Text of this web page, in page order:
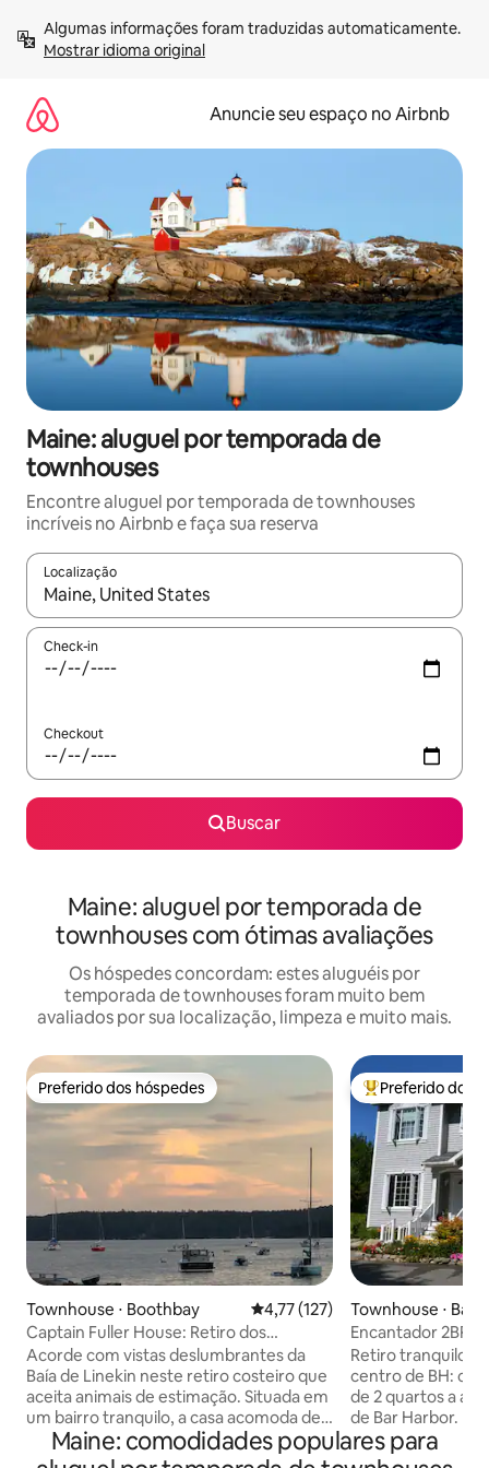
para
Mostrar idioma original
Anuncie seu espaço no Airbnb
Maine: aluguel por temporada de
townhouses
Encontre aluguel por temporada de townhouses
incríveis no Airbnb e faça sua reserva
Localização
Quando os resultados estiverem disponíveis, explore-os
Check-in
Checkout
Buscar
Maine: aluguel por temporada de
townhouses com ótimas avaliações
Os hóspedes concordam: estes aluguéis por
temporada de townhouses foram muito bem
avaliados por sua localização, limpeza e muito mais.
Preferido dos hóspedes
Preferido dos hóspedes
Townhouse ⋅ Boothbay 4,77 de uma avaliação média de
4,77 (127)
Captain Fuller House: Retiro dos
Construtores de Barcos - Principal
Acorde com vistas deslumbrantes da
Baía de Linekin neste retiro costeiro que
aceita animais de estimação. Situada em
um bairro tranquilo, a casa acomoda de
6 a 8 hóspedes com três quartos e dois
banheiros completos, perfeitos para
Entre os
Preferido dos
Townhouse ⋅ Bar
Encantador 2BR
centro de Bar
Retiro tranquilo
centro de BH:
de 2 quartos a
de Bar Harbor.
famílias, golfistas
poucos passos
Maine: comodidades populares para